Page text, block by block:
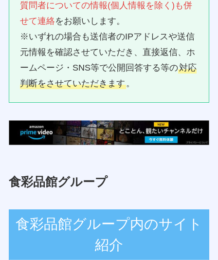
質問者についての情報(個人情報を除く)も併
せて連絡をお願いします。
※いずれの場合も送信者のIPアドレスや送信
元情報を確認させていただき、直接返信、ホ
ームページ・SNS等で公開回答する等の対応
判断をさせていただきます。
食彩品館グループ
食彩品館グループ内のサイト
紹介